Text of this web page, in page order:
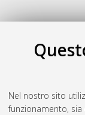
Nel nostro sito
funzionamento,